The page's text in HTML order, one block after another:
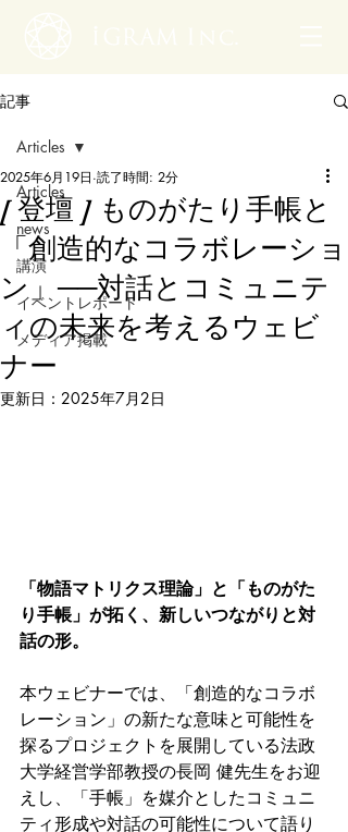
記事
Articles
news
講演
イベントレポート
メディア掲載
Articles
[ 登壇 ] ものがたり手帳と
「創造的なコラボレーショ
ン」──対話とコミュニテ
ィの未来を考えるウェビ
ナー
2025年6月19日 読了時間: 2分
更新日： 2025年7月2日
「物語マトリクス理論」と「ものがた
り手帳」が拓く、新しいつながりと対
話の形。
本ウェビナーでは、「創造的なコラボ
レーション」の新たな意味と可能性を
探るプロジェクトを展開している法政
大学経営学部教授の長岡 健先生をお迎
えし、「手帳」を媒介としたコミュニ
ティ形成や対話の可能性について語り